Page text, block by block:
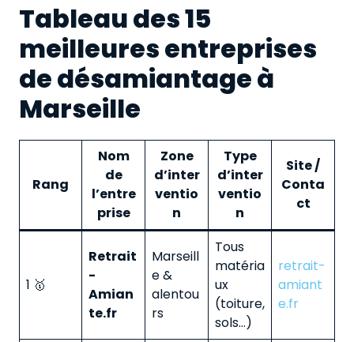
Tableau des 15
meilleures entreprises
de désamiantage à
Marseille
Rang
Nom
de
l’entre
prise
Zone
d’inter
ventio
n
Type
d’inter
ventio
n
Site /
Conta
ct
1 🥇
Retrait
-
Amian
te.fr
Marseill
e &
alentou
rs
Tous
matéria
ux
(toiture,
sols…)
retrait-
amiant
e.fr